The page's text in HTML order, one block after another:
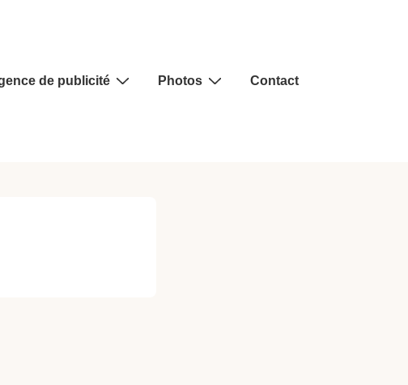
de publicité Photos Contact